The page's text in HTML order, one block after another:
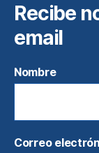
Recibe
email
Nombre
Correo